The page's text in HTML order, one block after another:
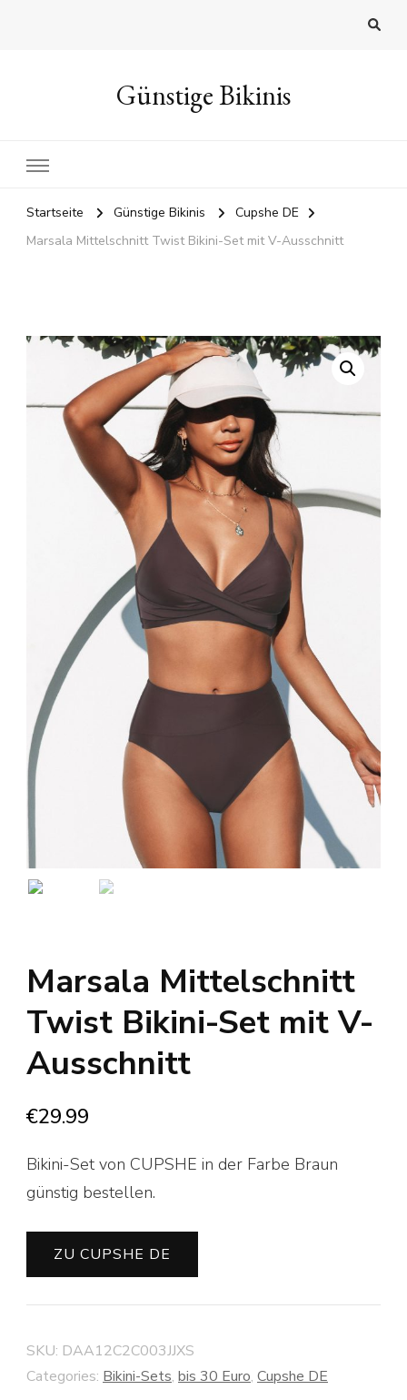
Günstige Bikinis
Startseite Günstige Bikinis
Cupshe DE
Marsala Mittelschnitt Twist Bikini-Set mit V-Ausschnitt
Marsala Mittelschnitt
Twist Bikini-Set mit V-
Ausschnitt
€29.99
Bikini-Set von CUPSHE in der Farbe Braun
günstig bestellen.
ZU CUPSHE DE
SKU: DAA12C2C003JJXS
Categories: Bikini-Sets, bis 30 Euro, Cupshe DE